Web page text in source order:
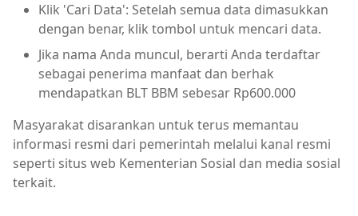
Klik 'Cari Data': Setelah semua data dimasukkan
dengan benar, klik tombol untuk mencari data.
Jika nama Anda muncul, berarti Anda terdaftar
sebagai penerima manfaat dan berhak
mendapatkan BLT BBM sebesar Rp600.000
Masyarakat disarankan untuk terus memantau
informasi resmi dari pemerintah melalui kanal resmi
seperti situs web Kementerian Sosial dan media sosial
terkait.